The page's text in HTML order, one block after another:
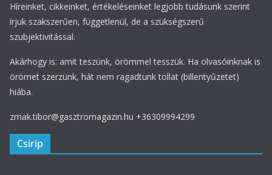
Híreinket, cikkeinket, értékeléseinket legjobb tudásunk szerint
írjuk szakszerűen, függetlenül, de a szükségszerű
szubjektivitással.
Akárhogy is: amit teszünk, örömmel tesszük. Ha olvasóinknak is
örömet szerzünk, hát nem ragadtunk tollat (billentyűzetet)
hiába.
zmak.tibor@gasztromagazin.hu +36309994299
Csirip